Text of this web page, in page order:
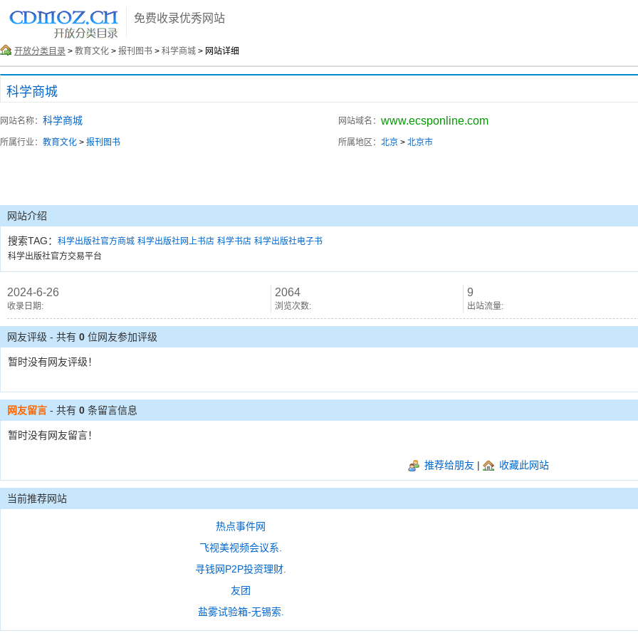
免费收录优秀网站
开放分类目录 > 教育文化 > 报刊图书 > 科学商城 > 网站详细
科学商城
网站名称： 科学商城 网站域名： www.ecsponline.com
所属行业： 教育文化 > 报刊图书 所属地区： 北京 > 北京市
网站介绍
搜索TAG： 科学出版社官方商城 科学出版社网上书店 科学书店 科学出版社电子书
科学出版社官方交易平台
2024-6-26
收录日期:
2064
浏览次数:
9
出站流量:
网友评级 - 共有 0 位网友参加评级
暂时没有网友评级！
网友留言 - 共有 0 条留言信息
暂时没有网友留言！
推荐给朋友 | 收藏此网站
当前推荐网站
热点事件网
飞视美视频会议系.
寻钱网P2P投资理财.
友团
盐雾试验箱-无锡索.